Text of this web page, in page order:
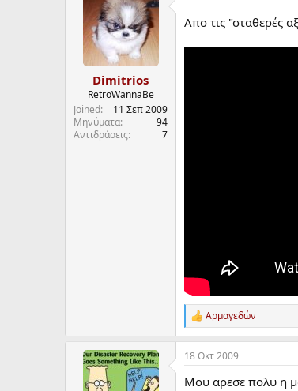
i
n
Dimitrios
RetroWannaBe
Joined
11 Σεπ 2009
Μηνύματα
94
Αντιδράσεις
7
Απο τις "σταθερές
R
e
a
c
i
Αρμαγεδών
18 Οκτ 2009
Μου αρεσε πολυ η